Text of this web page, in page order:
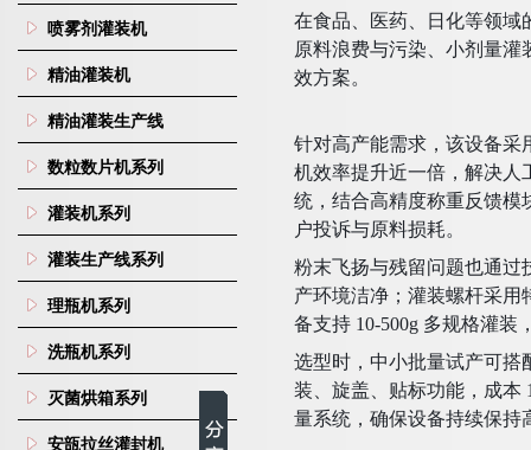
喷雾剂灌装机
精油灌装机
精油灌装生产线
数粒数片机系列
灌装机系列
灌装生产线系列
理瓶机系列
洗瓶机系列
灭菌烘箱系列
安瓿拉丝灌封机
在食品、医药、日化等领域
原料浪费与污染、小剂量灌
效方案。
针对高产能需求，该设备采
机效率提升近一倍，解决人
统，结合高精度称重反馈模
户投诉与原料损耗。
粉末飞扬与残留问题也通过
产环境洁净；灌装螺杆采用
备支持 10-500g 多规格灌
选型时，中小批量试产可搭
装、旋盖、贴标功能，成本
量系统，确保设备持续保持